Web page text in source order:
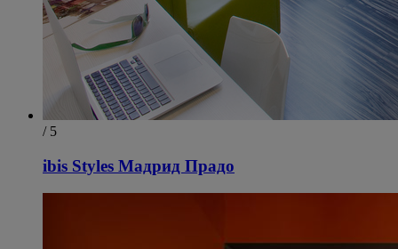
/ 5
ibis Styles Мадрид Прадо